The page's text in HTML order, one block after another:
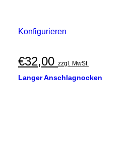
Konfigurieren
€32,00 zzgl. MwSt.
Langer Anschlagnocken